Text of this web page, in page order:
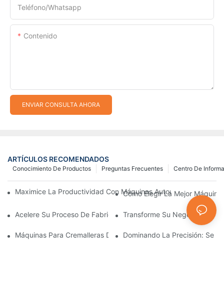
Teléfono/whatsapp
Contenido
ENVIAR CONSULTA AHORA
ARTÍCULOS RECOMENDADOS
Centro De
Preguntas Frecuentes
Conocimiento De Productos
Maximice La Productividad Con Máquinas Automáticas Para
Cómo Elegir La Mejor
Acelere Su Proceso De Fabricación De Cremalleras Con
Transforme Su Negocio Con
Máquinas Para Cremalleras De Plástico: Una Guía Completa
Dominando La Precisión: Se